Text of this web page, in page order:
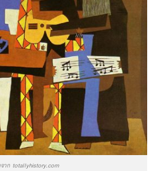
าก totallyhistory.com